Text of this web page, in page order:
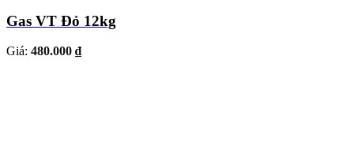
Gas VT Đỏ 12kg
Giá: 480.000 ₫